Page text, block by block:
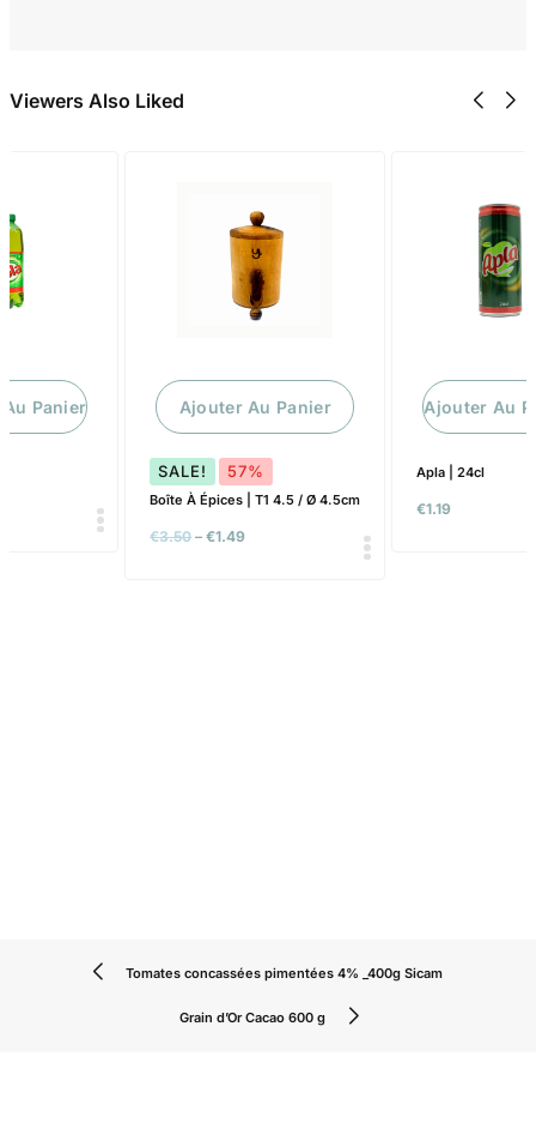
Viewers Also Liked
Panier
€3.50 –€1.49
Boîte À Épices | T1 4.5 / Ø 4.5cm
SALE! 57%
Ajouter Au Panier
€1.19
Apla | 24cl
Ajouter Au
Tomates concassées pimentées 4% _400g Sicam
Grain d’Or Cacao 600 g